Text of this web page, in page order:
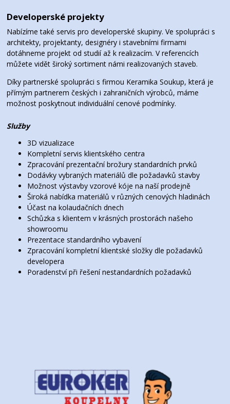
Developerské projekty
Nabízíme také servis pro developerské skupiny. Ve spolupráci s
architekty, projektanty, designéry i stavebními firmami
dotáhneme projekt od studií až k realizacím. V referencích
můžete vidět široký sortiment námi realizovaných staveb.
Díky partnerské spolupráci s firmou Keramika Soukup, která je
přímým partnerem českých i zahraničních výrobců, máme
možnost poskytnout individuální cenové podmínky.
Služby
3D vizualizace
Kompletní servis klientského centra
Zpracování prezentační brožury standardních prvků
Dodávky vybraných materiálů dle požadavků stavby
Možnost výstavby vzorové kóje na naší prodejně
Široká nabídka materiálů v různých cenových hladinách
Účast na kolaudačních dnech
Schůzka s klientem v krásných prostorách našeho
showroomu
Prezentace standardního vybavení
Zpracování kompletní klientské složky dle požadavků
developera
Poradenství při řešení nestandardních požadavků